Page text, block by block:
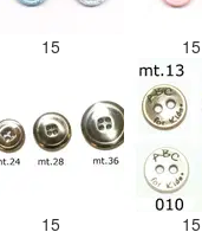
15 15
15 15